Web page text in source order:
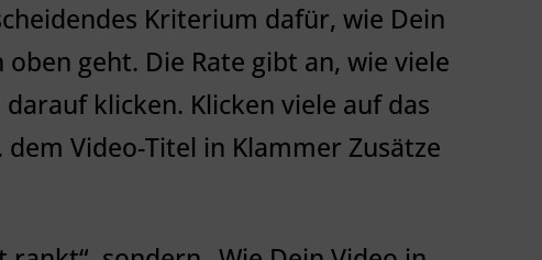
Kriterium dafür, wie Dein
geht. Die Rate gibt an, wie viele
klicken. Klicken viele auf das
Video-Titel in Klammer Zusätze